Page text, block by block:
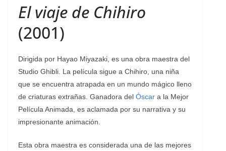
El viaje de Chihiro
(2001)
Dirigida por Hayao Miyazaki, es una obra maestra del
Studio Ghibli. La película sigue a Chihiro, una niña
que se encuentra atrapada en un mundo mágico lleno
de criaturas extrañas. Ganadora del Óscar a la Mejor
Película Animada, es aclamada por su narrativa y su
impresionante animación.
Esta obra maestra es considerada una de las mejores